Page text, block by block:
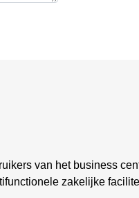
van het business
zakelijke